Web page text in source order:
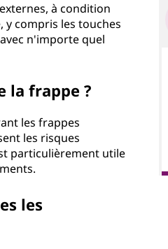
à condition
y compris les touches
n'importe quel
la frappe ?
les frappes
les risques
particulièrement utile
les